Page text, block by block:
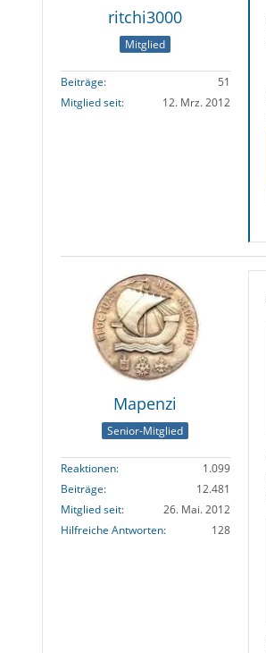
ritchi3000
Mitglied
Beiträge
51
Mitglied seit
12. Mrz. 2012
Mapenzi
Senior-Mitglied
Reaktionen
1.099
Beiträge
12.481
Mitglied seit
26. Mai. 2012
Hilfreiche Antworten
128